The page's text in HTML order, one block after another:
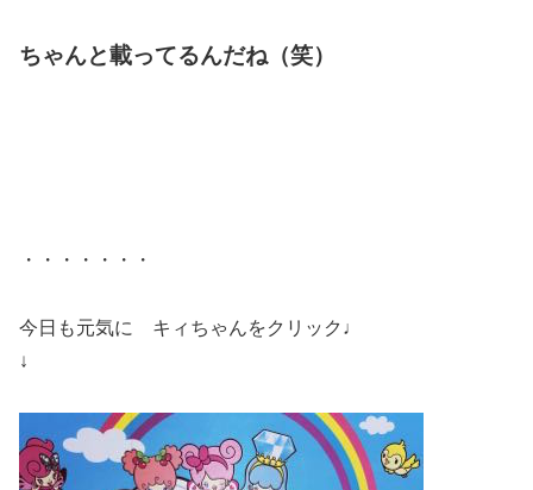
ちゃんと載ってるんだね（笑）
・・・・・・・
今日も元気に キィちゃんをクリック♩
↓